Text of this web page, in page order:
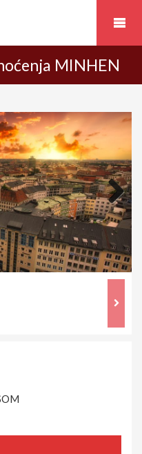
MINHEN
Next